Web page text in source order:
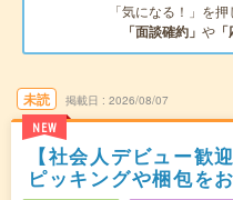
「気になる！」を
「面談確約」 や
未読
NEW
掲載日 2026/08/07
【社会人デビュー歓
ピッキングや梱包を